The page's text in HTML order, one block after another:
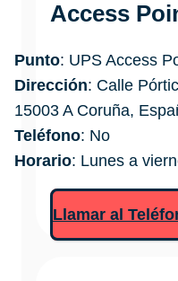
Access
Punto: UPS Access
Dirección: Calle
15003 A Coruña,
Teléfono: No
Horario: Lunes a
Llamar al